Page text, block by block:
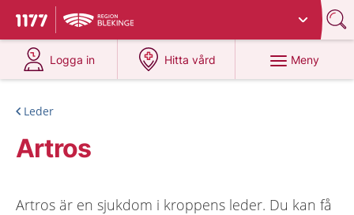
Till startsidan för 1177
Du har valt region
Logga in
på 1177.se
Hitta vård
på 1177.se
Meny
Leder
Artros
Artros är en sjukdom i kroppens leder. Du kan få